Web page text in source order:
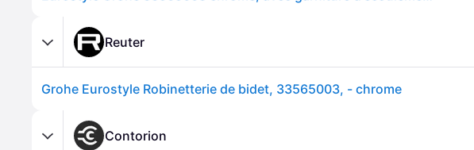
Reuter
Grohe Eurostyle Robinetterie de bidet, 33565003, - chrome
Contorion